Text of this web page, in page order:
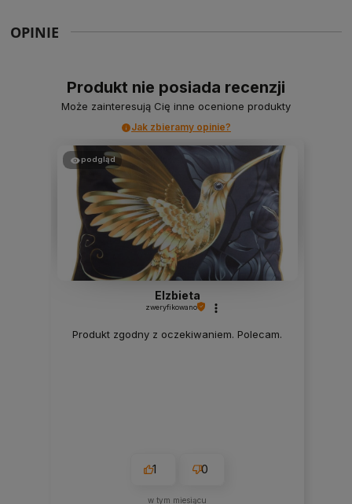
OPINIE
Produkt nie posiada recenzji
Może zainteresują Cię inne ocenione produkty
Jak zbieramy opinie?
podgląd
Elzbieta
zweryfikowano
Produkt zgodny z oczekiwaniem. Polecam.
1 0
w tym miesiącu